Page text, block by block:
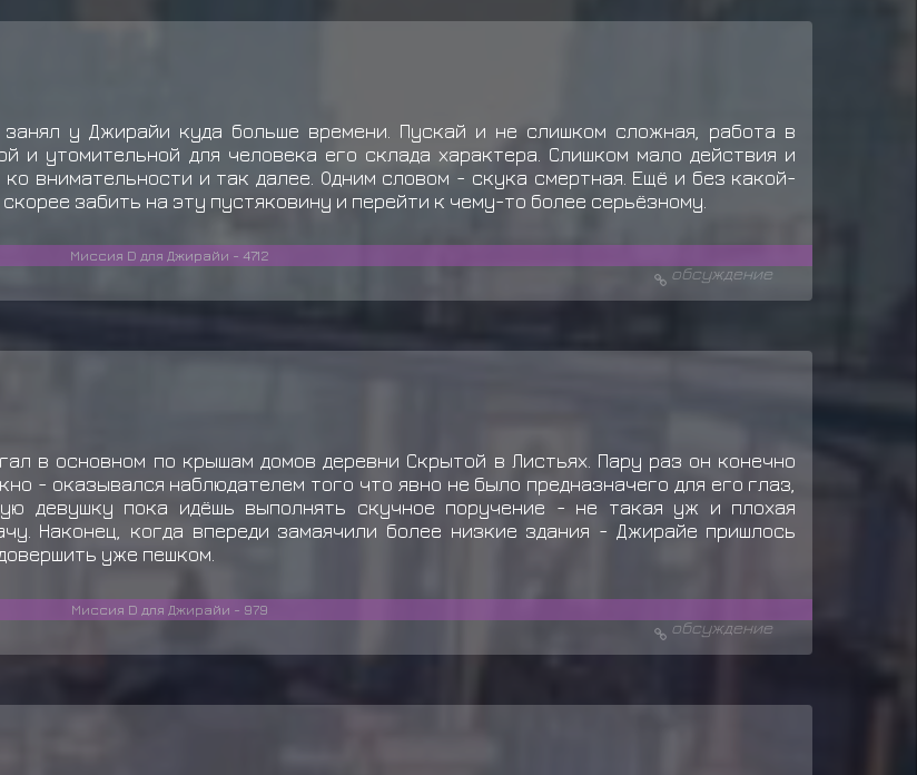
у Джирайи куда больше времени. Пускай и не слишком сложная, работа в
и утомительной для человека его склада характера. Слишком мало действия и
внимательности и так далее. Одним словом - скука смертная. Ещё и без какой-
забить на эту пустяковину и перейти к чему-то более серьёзному.
Миссия D для Джирайи - 4712
обсуждение
в основном по крышам домов деревни Скрытой в Листьях. Пару раз он конечно
- оказывался наблюдателем того что явно не было предназначего для его глаз,
девушку пока идёшь выполнять скучное поручение - не такая уж и плохая
Наконец, когда впереди замаячили более низкие здания - Джирайе пришлось
уже пешком.
Миссия D для Джирайи - 979
обсуждение